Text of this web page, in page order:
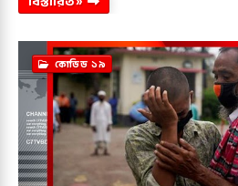
কোভিড ১৯